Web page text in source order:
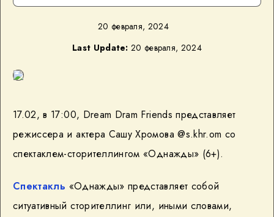
20 февраля, 2024
Last Update: 20 февраля, 2024
17.02, в 17:00, Dream Dram Friends представляет
режиссера и актера Сашу Хромова @s.khr.om со
спектаклем-сторителлингом «Однажды» (6+).
Спектакль «Однажды» представляет собой
ситуативный сторителлинг или, иными словами,